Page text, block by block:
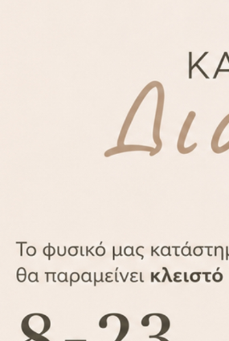
και κρύα χάρη στο διπλό
πιάτων
από το σχεδιαστικό
εκτυπώσουμε το δικό σας